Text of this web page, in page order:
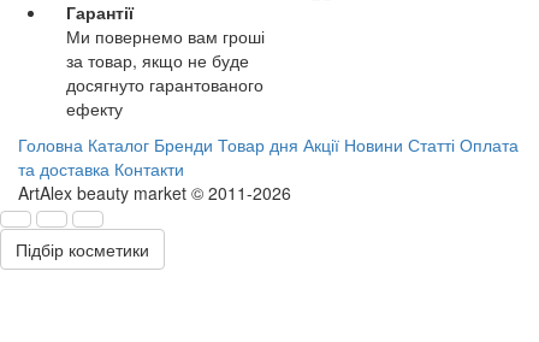
Гарантії
Ми повернемо вам гроші
за товар, якщо не буде
досягнуто гарантованого
ефекту
Головна Каталог Бренди Товар дня Акції Новини Статті Оплата
та доставка Контакти
ArtAlex beauty market © 2011-2026
Підбір косметики